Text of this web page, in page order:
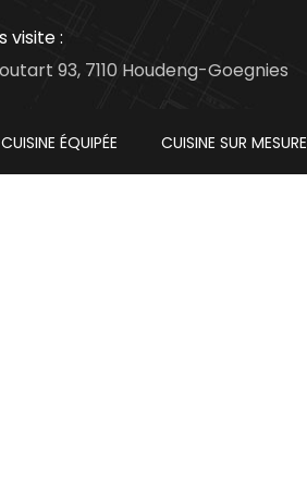
visite :
93, 7110 Houdeng-Goegnies
CUISINE ÉQUIPÉE CUISINE SUR MESURE